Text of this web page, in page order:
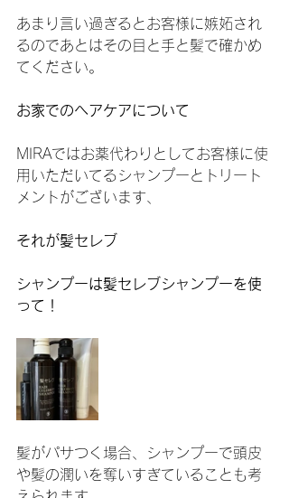
あまり言い過ぎるとお客様に嫉妬され
るのであとはその目と手と髪で確かめ
てください。
お家でのヘアケアについて
MIRAではお薬代わりとしてお客様に使
用いただいてるシャンプーとトリート
メントがございます、
それが髪セレブ
シャンプーは髪セレブシャンプーを使
って！
髪がパサつく場合、シャンプーで頭皮
や髪の潤いを奪いすぎていることも考